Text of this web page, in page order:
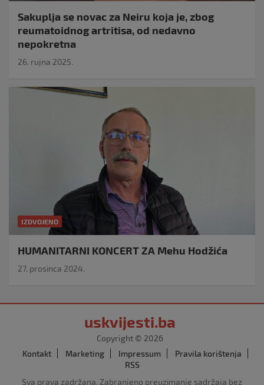
Sakuplja se novac za Neiru koja je, zbog
reumatoidnog artritisa, od nedavno
nepokretna
26. rujna 2025.
IZDVOJENO
HUMANITARNI KONCERT ZA Mehu Hodžića
27. prosinca 2024.
uskvijesti.ba
Copyright © 2026
Kontakt
Marketing Impressum
Pravila korištenja
RSS
Sva prava zadržana. Zabranjeno preuzimanje sadržaja bez